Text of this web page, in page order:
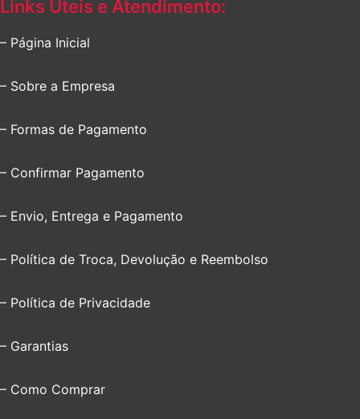
Links Úteis e Atendimento:
– Página Inicial
– Sobre a Empresa
– Formas de Pagamento
– Confirmar Pagamento
– Envio, Entrega e Pagamento
– Política de Troca, Devolução e Reembolso
– Política de Privacidade
– Garantias
– Como Comprar